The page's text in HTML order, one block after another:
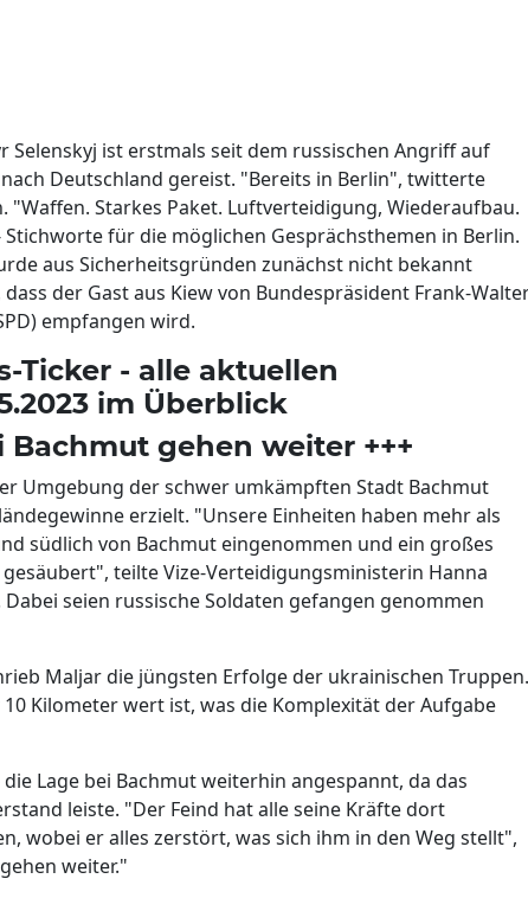
Selenskyj ist erstmals seit dem russischen Angriff auf
Deutschland gereist. "Bereits in Berlin", twitterte
Starkes Paket. Luftverteidigung, Wiederaufbau.
für die möglichen Gesprächsthemen in Berlin.
aus Sicherheitsgründen zunächst nicht bekannt
der Gast aus Kiew von Bundespräsident Frank-
empfangen wird.
Ticker - alle aktuellen
im Überblick
Bachmut gehen weiter +++
Umgebung der schwer umkämpften Stadt Bachmut
erzielt. "Unsere Einheiten haben mehr als
südlich von Bachmut eingenommen und ein großes
teilte Vize-Verteidigungsministerin Hanna
seien russische Soldaten gefangen genommen
Maljar die jüngsten Erfolge der ukrainischen Truppen.
Kilometer wert ist, was die Komplexität der Aufgabe
Lage bei Bachmut weiterhin angespannt, da das
leiste. "Der Feind hat alle seine Kräfte dort
wobei er alles zerstört, was sich ihm in den Weg stellt",
weiter."